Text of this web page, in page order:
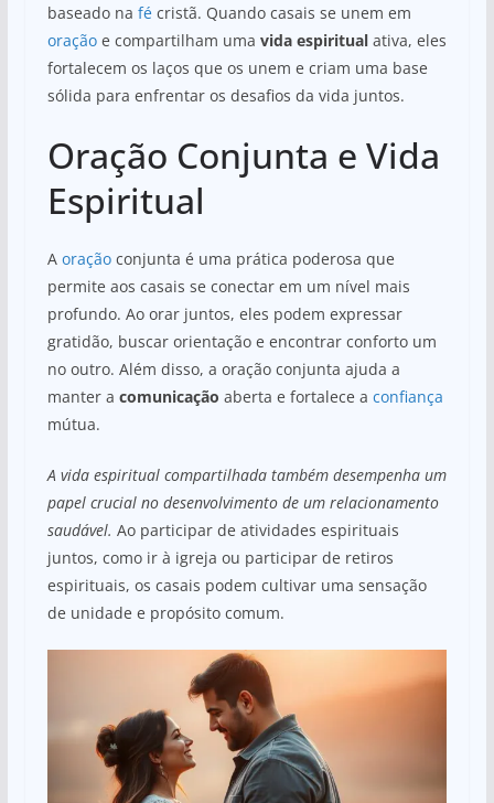
baseado na fécristã. Quando casais se unem em
oraçãoe compartilham uma vida espiritualativa, eles
fortalecem os laços que os unem e criam uma base
sólida para enfrentar os desafios da vida juntos.
Oração Conjunta e Vida
Espiritual
A oraçãoconjunta é uma prática poderosa que
permite aos casais se conectar em um nível mais
profundo. Ao orar juntos, eles podem expressar
gratidão, buscar orientação e encontrar conforto um
no outro. Além disso, a oração conjunta ajuda a
manter a comunicação aberta e fortalece a confiança
mútua.
A vida espiritual compartilhada também desempenha um
papel crucial no desenvolvimento de um relacionamento
saudável. Ao participar de atividades espirituais
juntos, como ir à igreja ou participar de retiros
espirituais, os casais podem cultivar uma sensação
de unidade e propósito comum.